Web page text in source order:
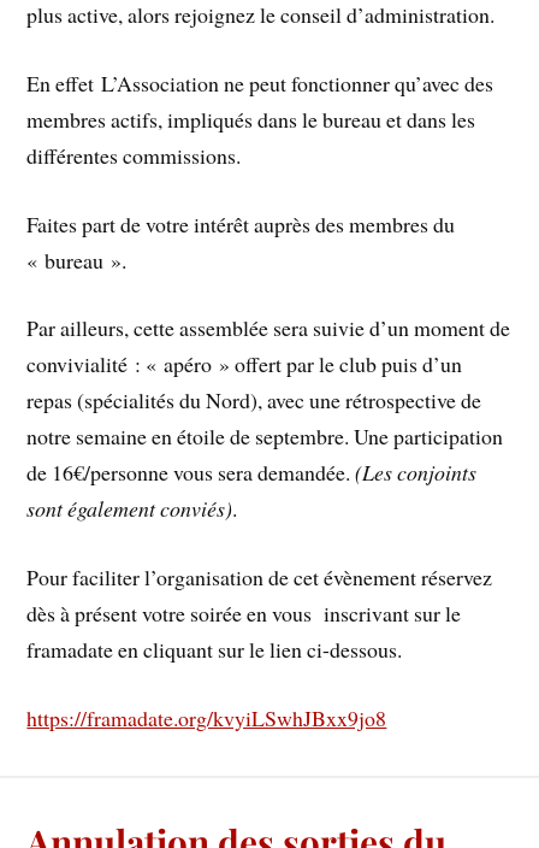
plus active, alors rejoignez le conseil d’administration.
En effet L’Association ne peut fonctionner qu’avec des
membres actifs, impliqués dans le bureau et dans les
différentes commissions.
Faites part de votre intérêt auprès des membres du
« bureau ».
Par ailleurs, cette assemblée sera suivie d’un moment de
convivialité : « apéro » offert par le club puis d’un
repas (spécialités du Nord), avec une rétrospective de
notre semaine en étoile de septembre. Une participation
de 16€/personne vous sera demandée. (Les conjoints
sont également conviés).
Pour faciliter l’organisation de cet évènement réservez
dès à présent votre soirée en vous inscrivant sur le
framadate en cliquant sur le lien ci-dessous.
https://framadate.org/kvyiLSwhJBxx9jo8